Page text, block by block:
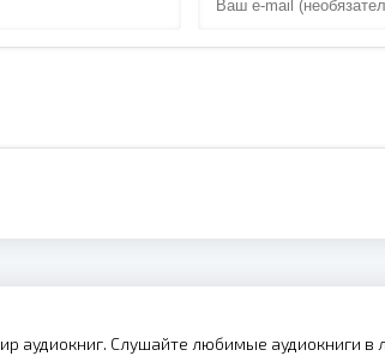
аудиокниг. Слушайте любимые аудиокниги